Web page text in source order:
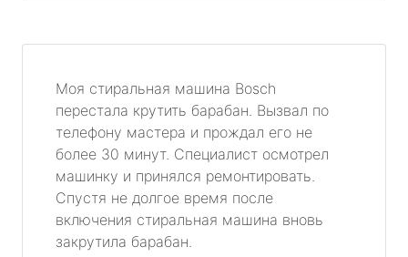
Моя стиральная машина Bosch
перестала крутить барабан. Вызвал по
телефону мастера и прождал его не
более 30 минут. Специалист осмотрел
машинку и принялся ремонтировать.
Спустя не долгое время после
включения стиральная машина вновь
закрутила барабан.